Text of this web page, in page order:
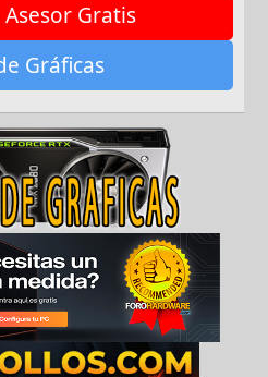
Gratis
Gráficas